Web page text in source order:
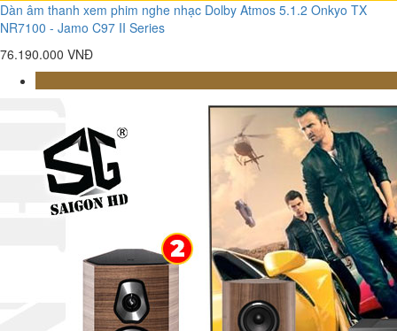
Dàn âm thanh xem phim nghe nhạc Dolby Atmos 5.1.2 Onkyo TX
NR7100 - Jamo C97 II Series
76.190.000 VNĐ